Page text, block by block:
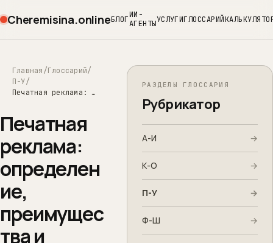
Cheremisina.onlineБЛОГИИ-
АГЕНТЫУСЛУГИГЛОССАРИЙ
Главная
Глоссарий
П-У
Печатная реклама: определение, преимущества и практические советы по применению
Печатная
реклама:
определен
ие,
преимущес
тва и
РАЗДЕЛЫ ГЛОССАРИЯ
Рубрикатор
А-И →
К-О →
П-У →
Ф-Ш →